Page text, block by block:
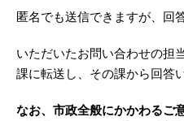
匿名でも送信できますが、回
いただいたお問い合わせの担
課に転送し、その課から回答
なお、市政全般にかかわるご